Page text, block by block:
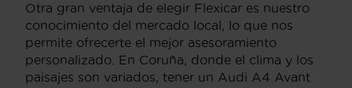
Otra gran ventaja de elegir Flexicar es nuestro
conocimiento del mercado local, lo que nos
permite ofrecerte el mejor asesoramiento
personalizado. En Coruña, donde el clima y los
paisajes son variados, tener un Audi A4 Avant